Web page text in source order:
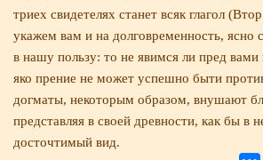
триех свидетелях станет всяк глагол
укажем вам и на долговременность, ясно
в нашу пользу: то не явимся ли пред
яко прение не может успешно быти
догматы, не­которым образом, внушают
представляя в своей древности, как бы в
досточти­мый вид.